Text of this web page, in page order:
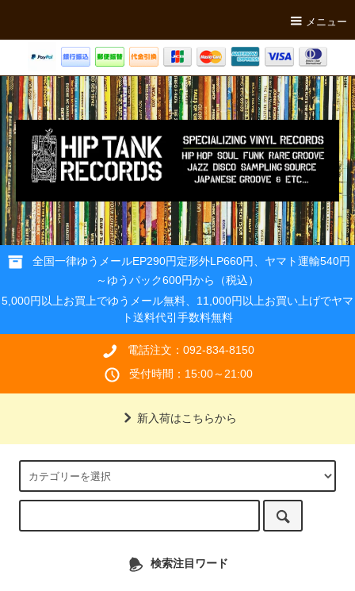
メニュー
全国一律ゆうメールEP290円定形外LP660円、ヤマト運輸540円
～ゆうパック600円から（税込）
5,000円以上お買上でゆうメール無料、11,000円以上お買い上げでヤマ
ト送料代引手数料無料
電話注文：092-834-8150
受付時間：15:00～21:00
新入荷はこちらから
検索注目ワード